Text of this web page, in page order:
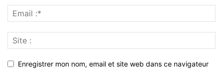
Enregistrer mon nom, email et site web dans ce navigateur